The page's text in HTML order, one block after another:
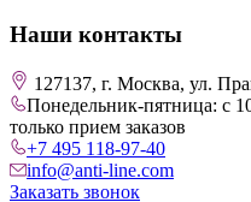
Наши контакты
127137, г. Москва, ул.
Понедельник-пятница: с
только прием заказов
+7 495 118-97-40
info@anti-line.com
Заказать звонок